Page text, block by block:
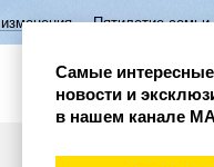
семьи в Нижегородской
Самые интересные
новости и
в нашем канале